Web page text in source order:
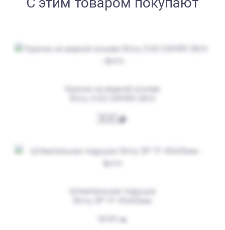
Печать ООО № Р19
Краска на водной основе
Штемпельная подушка
300